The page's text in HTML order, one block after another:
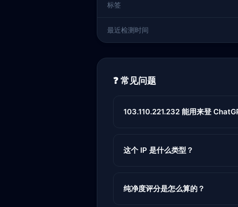
标签
最近检测时间
❓ 常见问题
103.110.221.232 能用来登
这个 IP 是什么类型？
纯净度评分是怎么算的？